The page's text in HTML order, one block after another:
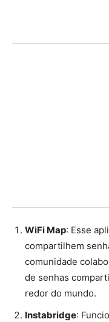
WiFi Map: Esse
compartilhem
comunidade
de senhas
redor do mundo.
Instabridge: